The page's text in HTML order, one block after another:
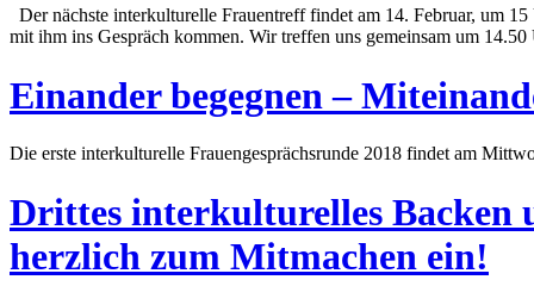
Der nächste interkulturelle Frauentreff findet am 14. Februar, um
mit ihm ins Gespräch kommen. Wir treffen uns gemeinsam um
Einander begegnen –
Die erste interkulturelle Frauengesprächsrunde 2018 findet am
Drittes interkulturelles Backen
herzlich zum Mitmachen ein!